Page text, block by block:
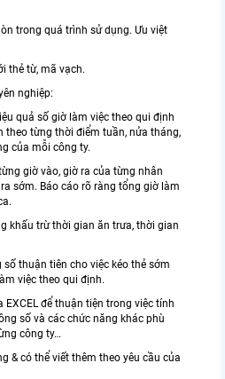
trong quá trình sử dụng. Ưu việt
thẻ từ, mã vạch.
nghiệp:
quả số giờ làm việc theo qui định
theo từng thời điểm tuần, nửa tháng,
của mỗi công ty.
giờ vào, giờ ra của từng nhân
sớm. Báo cáo rõ ràng tổng giờ làm
khấu trừ thời gian ăn trưa, thời gian
thuận tiên cho việc kéo thẻ sớm
việc theo qui định.
EXCEL để thuận tiện trong việc tính
số và các chức năng khác phù
công ty…
& có thể viết thêm theo yêu cầu của